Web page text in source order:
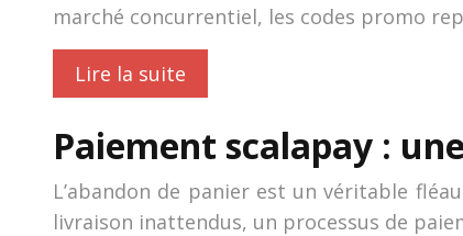
marché concurrentiel, les codes promo
Lire la suite
Paiement scalapay :
L’abandon de panier est un véritable
livraison inattendus, un processus de